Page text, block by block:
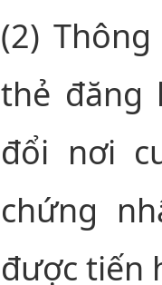
(2)
thẻ đăng
đổi nơi
chứng
được tiến